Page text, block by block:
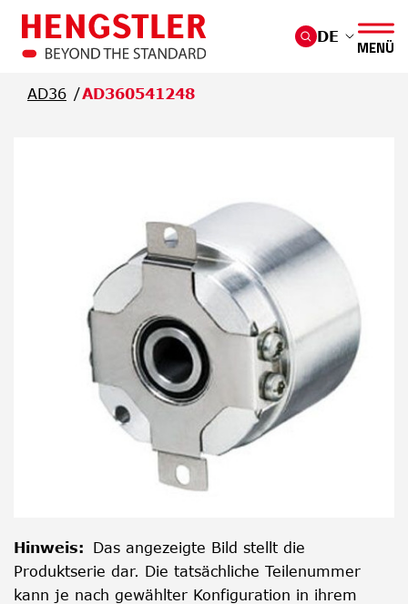
Überspringen Sie zum Hauptmenü
DE
MENÜ
AD36 AD360541248
Hinweis: Das angezeigte Bild stellt die
Produktserie dar. Die tatsächliche Teilenummer
kann je nach gewählter Konfiguration in ihrem